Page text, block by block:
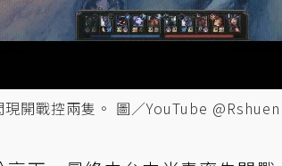
開戰控兩隻。 圖／YouTube @Rshuen